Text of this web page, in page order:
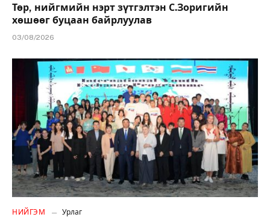
Төр, нийгмийн нэрт зүтгэлтэн С.Зоригийн
хөшөөг буцаан байрлуулав
03/08/2026
НИЙГЭМ Урлаг